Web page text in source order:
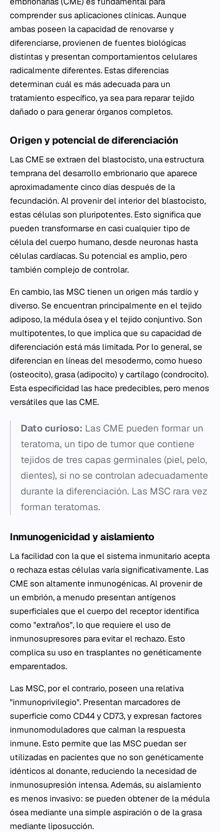
comprender sus aplicaciones clínicas. Aunque
ambas poseen la capacidad de renovarse y
diferenciarse, provienen de fuentes biológicas
distintas y presentan comportamientos celulares
radicalmente diferentes. Estas diferencias
determinan cuál es más adecuada para un
tratamiento específico, ya sea para reparar tejido
dañado o para generar órganos completos.
Origen y potencial de diferenciación
Las CME se extraen del blastocisto, una estructura
temprana del desarrollo embrionario que aparece
aproximadamente cinco días después de la
fecundación. Al provenir del interior del blastocisto,
estas células son pluripotentes. Esto significa que
pueden transformarse en casi cualquier tipo de
célula del cuerpo humano, desde neuronas hasta
células cardíacas. Su potencial es amplio, pero
también complejo de controlar.
En cambio, las MSC tienen un origen más tardío y
diverso. Se encuentran principalmente en el tejido
adiposo, la médula ósea y el tejido conjuntivo. Son
multipotentes, lo que implica que su capacidad de
diferenciación está más limitada. Por lo general, se
diferencian en líneas del mesodermo, como hueso
(osteocito), grasa (adipocito) y cartílago (condrocito).
Esta especificidad las hace predecibles, pero menos
versátiles que las CME.
Dato curioso: Las CME pueden formar un
teratoma, un tipo de tumor que contiene
tejidos de tres capas germinales (piel, pelo,
dientes), si no se controlan adecuadamente
durante la diferenciación. Las MSC rara vez
forman teratomas.
Inmunogenicidad y aislamiento
La facilidad con la que el sistema inmunitario acepta
o rechaza estas células varía significativamente. Las
CME son altamente inmunogénicas. Al provenir de
un embrión, a menudo presentan antígenos
superficiales que el cuerpo del receptor identifica
como "extraños", lo que requiere el uso de
inmunosupresores para evitar el rechazo. Esto
complica su uso en trasplantes no genéticamente
emparentados.
Las MSC, por el contrario, poseen una relativa
"inmunoprivilegio". Presentan marcadores de
superficie como CD44 y CD73, y expresan factores
inmunomoduladores que calman la respuesta
inmune. Esto permite que las MSC puedan ser
utilizadas en pacientes que no son genéticamente
idénticos al donante, reduciendo la necesidad de
inmunosupresión intensa. Además, su aislamiento
es menos invasivo: se pueden obtener de la médula
ósea mediante una simple aspiración o de la grasa
mediante liposucción.